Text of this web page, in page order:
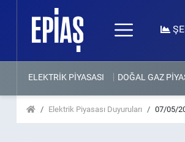
ELEKTRİK PİYASASI DOĞAL GAZ
Elektrik Piyasası Duyuruları 07/05/